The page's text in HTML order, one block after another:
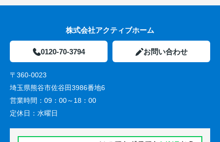
株式会社アクティブホーム
0120-70-3794 お問い合わせ
〒360-0023
埼玉県熊谷市佐谷田3986番地6
営業時間： 09：00～18：00
定休日： 水曜日